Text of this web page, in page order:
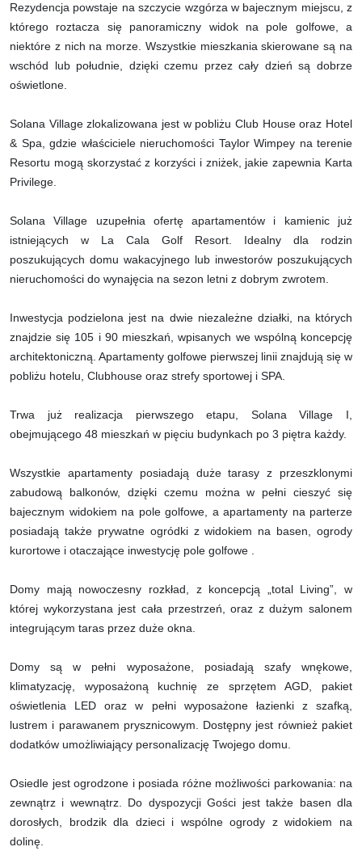
Rezydencja powstaje na szczycie wzgórza w bajecznym miejscu, z
którego roztacza się panoramiczny widok na pole golfowe, a
niektóre z nich na morze. Wszystkie mieszkania skierowane są na
wschód lub południe, dzięki czemu przez cały dzień są dobrze
oświetlone.
Solana Village zlokalizowana jest w pobliżu Club House oraz Hotel
& Spa, gdzie właściciele nieruchomości Taylor Wimpey na terenie
Resortu mogą skorzystać z korzyści i zniżek, jakie zapewnia Karta
Privilege.
Solana Village uzupełnia ofertę apartamentów i kamienic już
istniejących w La Cala Golf Resort. Idealny dla rodzin
poszukujących domu wakacyjnego lub inwestorów poszukujących
nieruchomości do wynajęcia na sezon letni z dobrym zwrotem.
Inwestycja podzielona jest na dwie niezależne działki, na których
znajdzie się 105 i 90 mieszkań, wpisanych we wspólną koncepcję
architektoniczną. Apartamenty golfowe pierwszej linii znajdują się w
pobliżu hotelu, Clubhouse oraz strefy sportowej i SPA.
Trwa już realizacja pierwszego etapu, Solana Village I,
obejmującego 48 mieszkań w pięciu budynkach po 3 piętra każdy.
Wszystkie apartamenty posiadają duże tarasy z przeszklonymi
zabudową balkonów, dzięki czemu można w pełni cieszyć się
bajecznym widokiem na pole golfowe, a apartamenty na parterze
posiadają także prywatne ogródki z widokiem na basen, ogrody
kurortowe i otaczające inwestycję pole golfowe .
Domy mają nowoczesny rozkład, z koncepcją „total Living”, w
której wykorzystana jest cała przestrzeń, oraz z dużym salonem
integrującym taras przez duże okna.
Domy są w pełni wyposażone, posiadają szafy wnękowe,
klimatyzację, wyposażoną kuchnię ze sprzętem AGD, pakiet
oświetlenia LED oraz w pełni wyposażone łazienki z szafką,
lustrem i parawanem prysznicowym. Dostępny jest również pakiet
dodatków umożliwiający personalizację Twojego domu.
Osiedle jest ogrodzone i posiada różne możliwości parkowania: na
zewnątrz i wewnątrz. Do dyspozycji Gości jest także basen dla
dorosłych, brodzik dla dzieci i wspólne ogrody z widokiem na
dolinę.